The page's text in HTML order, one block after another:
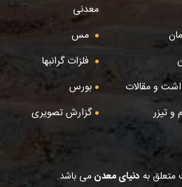
معدنی
مس
فلزات گرانبها
و مقالات
بورس
و تیزر
گزارش تصویری
متعلق به دنیای معدنمی باشد.